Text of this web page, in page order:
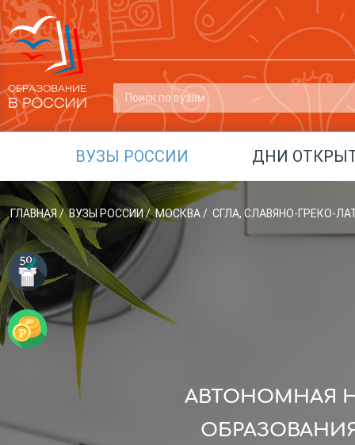
ВУЗЫ РОССИИ ДНИ
ГЛАВНАЯ / ВУЗЫ РОССИИ/ МОСКВА/ СГЛА, СЛАВЯНО-ГРЕКО-
АВТОНОМНАЯ